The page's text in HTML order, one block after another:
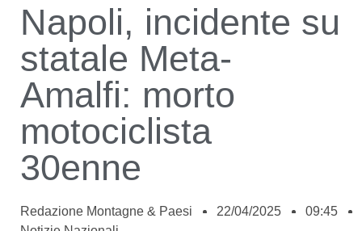
Napoli, incidente su
statale Meta-
Amalfi: morto
motociclista
30enne
Redazione Montagne & Paesi 22/04/2025
09:45